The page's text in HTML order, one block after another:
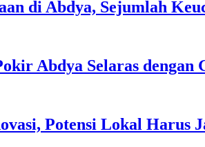
di Abdya, Sejumlah
Abdya Selaras dengan
Potensi Lokal Harus